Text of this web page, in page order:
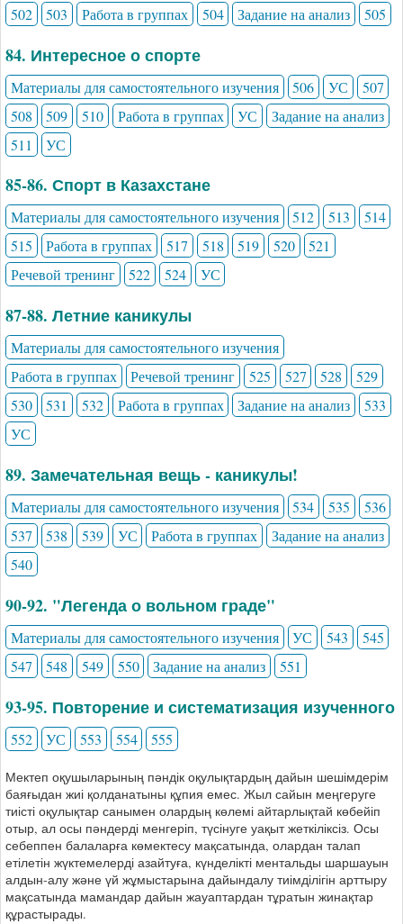
502
503 Работа в группах 504 Задание на анализ 505
84. Интересное о спорте
Материалы для самостоятельного изучения 506 УС
507
508
509 510 Работа в группах УС
Задание на анализ
511
УС
85-86. Спорт в Казахстане
Материалы для самостоятельного изучения 512 513
514
515
Работа в группах 517 518 519 520
521
Речевой тренинг
522 524 УС
87-88. Летние каникулы
Материалы для самостоятельного изучения
Работа в группах
Речевой тренинг 525 527 528
529
530
531 532 Работа в группах Задание на анализ
533
УС
89. Замечательная вещь - каникулы!
Материалы для самостоятельного изучения 534 535
536
537
538 539 УС Работа в группах
Задание на анализ
540
90-92. "Легенда о вольном граде"
Материалы для самостоятельного изучения УС 543
545
547
548 549 550 Задание на анализ 551
93-95. Повторение и систематизация изученного
552 УС 553 554 555
Мектеп оқушыларының пәндік оқулықтардың дайын шешімдерім
баяғыдан жиі қолданатыны құпия емес. Жыл сайын меңгеруге
тиісті оқулықтар санымен олардың көлемі айтарлықтай көбейіп
отыр, ал осы пәндерді менгеріп, түсінуге уақыт жеткіліксіз. Осы
себеппен балаларға көмектесу мақсатында, олардан талап
етілетін жүктемелерді азайтуға, күнделікті ментальды шаршауын
алдын-алу және үй жұмыстарына дайындалу тиімділігін арттыру
мақсатында мамандар дайын жауаптардан тұратын жинақтар
құрастырады.